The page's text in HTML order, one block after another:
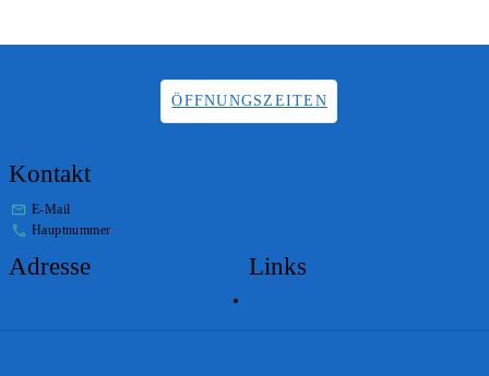
ÖFFNUNGSZEITEN
Kontakt
E-Mail
Hauptnummer
Adresse Links